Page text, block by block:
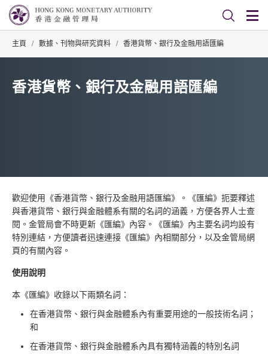
主頁 / 數據、刊物與研究資料 / 香港貨幣、銀行及金融用語匯編
香港貨幣、銀行及金融用語匯編
歡迎使用《香港貨幣、銀行及金融用語匯編》。《匯編》扼要釋述
與香港貨幣、銀行與金融體系有關的名詞的涵義，方便各界人士查
閱。金管局會不時更新《匯編》內容。《匯編》內主要名詞均設有
特別連結，方便讀者迅速連接《匯編》內相關部分，以及金管局網
頁的有關內容。
使用說明
本《匯編》收錄以下兩類名詞：
在香港貨幣、銀行與金融體系內有重要用途的一般技術名詞；
和
在香港貨幣、銀行與金融體系內具有獨特涵義的特別名詞